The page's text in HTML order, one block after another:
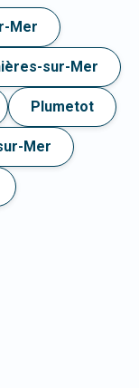
Mer
sur-Mer
Plumetot
Mer